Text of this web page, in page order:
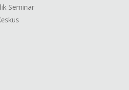
Seminar